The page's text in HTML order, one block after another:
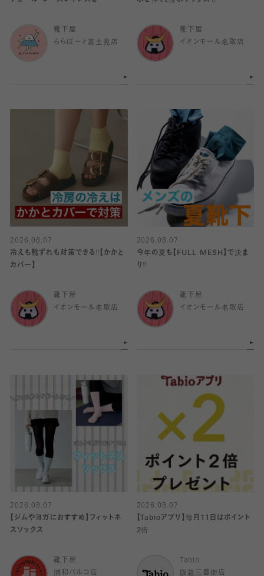
靴下屋
ららぽーと富士見店
靴下屋
イオンモール名取店
2026.08.07
冷えも靴ずれも対策できる‼️【かかと
カバー】
靴下屋
イオンモール名取店
2026.08.07
今年の夏も【FULL MESH】で決ま
り️‼️
靴下屋
イオンモール名取店
2026.08.07
【ジムやヨガにおすすめ】フィットネ
スソックス
靴下屋
浦和パルコ店
2026.08.07
【Tabioアプリ】毎月11日はポイント
2倍
Tabio
阪急三番街店